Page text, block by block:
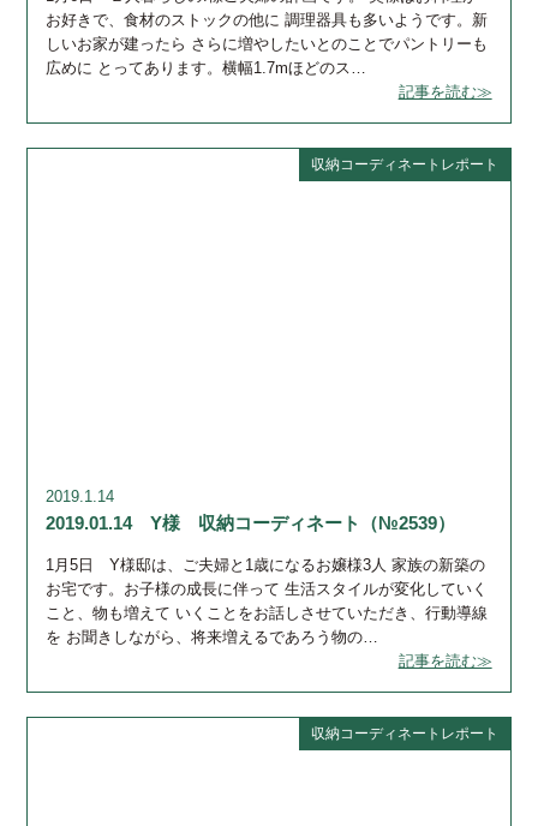
お好きで、食材のストックの他に 調理器具も多いようです。新
しいお家が建ったら さらに増やしたいとのことでパントリーも
広めに とってあります。横幅1.7mほどのス…
記事を読む≫
収納コーディネートレポート
2019.1.14
2019.01.14 Y様 収納コーディネート（№2539）
1月5日 Y様邸は、ご夫婦と1歳になるお嬢様3人 家族の新築の
お宅です。お子様の成長に伴って 生活スタイルが変化していく
こと、物も増えて いくことをお話しさせていただき、行動導線
を お聞きしながら、将来増えるであろう物の…
記事を読む≫
収納コーディネートレポート